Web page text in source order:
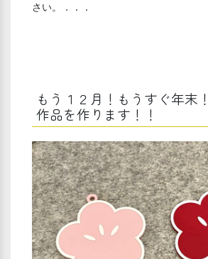
さい。．．．
もう１２月！もうすぐ年末
作品を作ります！！